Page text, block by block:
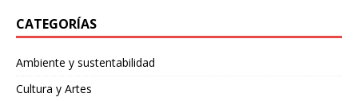
CATEGORÍAS
Ambiente y sustentabilidad
Cultura y Artes